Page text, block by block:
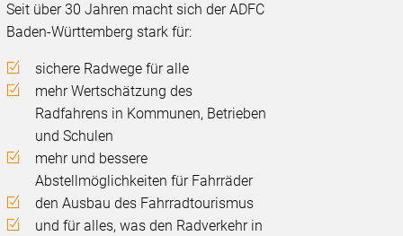
Seit über 30 Jahren macht sich der ADFC
Baden-Württemberg stark für:
sichere Radwege für alle
mehr Wertschätzung des
Radfahrens in Kommunen, Betrieben
und Schulen
mehr und bessere
Abstellmöglichkeiten für Fahrräder
den Ausbau des Fahrradtourismus
und für alles, was den Radverkehr in